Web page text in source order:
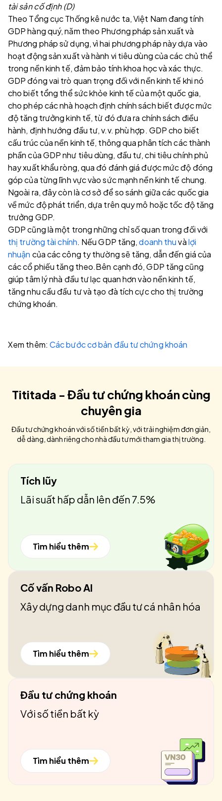
tài sản cố định (D)
Theo Tổng cục Thống kê nước ta, Việt Nam đang tính
GDP hàng quý, năm theo Phương pháp sản xuất và
Phương pháp sử dụng, vì hai phương pháp này dựa vào
hoạt động sản xuất và hành vi tiêu dùng của các chủ thể
trong nền kinh tế, đảm bảo tính khoa học và xác thực.
GDP đóng vai trò quan trọng đối với nền kinh tế khi nó
cho biết tổng thể sức khỏe kinh tế của một quốc gia,
cho phép các nhà hoạch định chính sách biết được mức
độ tăng trưởng kinh tế, từ đó đưa ra chính sách điều
hành, định hướng đầu tư, v.v. phù hợp. GDP cho biết
cấu trúc của nền kinh tế, thông qua phân tích các thành
phần của GDP như tiêu dùng, đầu tư, chi tiêu chính phủ
hay xuất khẩu ròng, qua đó đánh giá được mức độ đóng
góp của từng lĩnh vực vào sức mạnh nền kinh tế chung.
Ngoài ra, đây còn là cơ sở để so sánh giữa các quốc gia
về mức độ phát triển, dựa trên quy mô hoặc tốc độ tăng
trưởng GDP.
GDP cũng là một trong những chỉ số quan trong đối với
thị trường tài chính. Nếu GDP tăng,doanh thuvàlợi
nhuận của các công ty thường sẽ tăng, dẫn đến giá của
các cổ phiếu tăng theo.Bên cạnh đó, GDP tăng cũng
giúp tâm lý nhà đầu tư lạc quan hơn vào nền kinh tế,
tăng nhu cầu đầu tư và tạo đà tích cực cho thị trường
chứng khoán.
Xem thêm: Các bước cơ bản đầu tư chứng khoán
Tititada - Đầu tư chứng khoán cùng
chuyên gia
Đầu tư chứng khoán với số tiền bất kỳ, với trải nghiệm đơn giản,
dễ dàng, dành riêng cho nhà đầu tư mới tham gia thị trường.
Tích lũy
Lãi suất hấp dẫn lên đến 7.5%
Tìm hiểu thêm
Cố vấn Robo AI
Xây dựng danh mục đầu tư cá nhân hóa
Tìm hiểu thêm
Đầu tư chứng khoán
Với số tiền bất kỳ
Tìm hiểu thêm